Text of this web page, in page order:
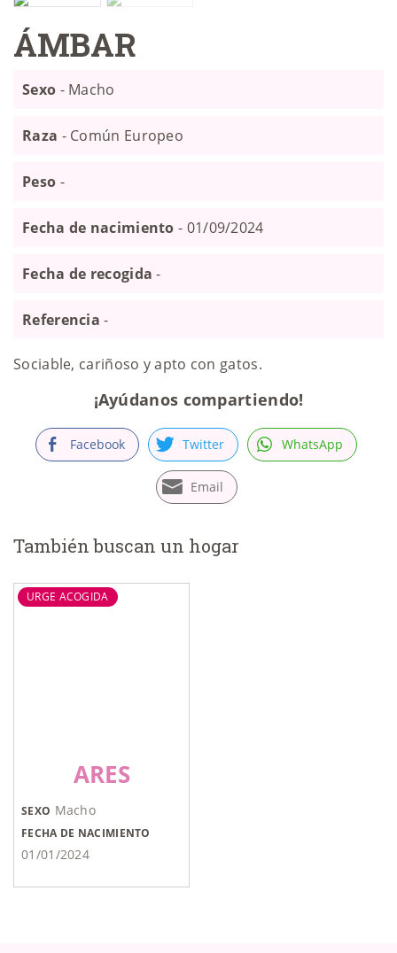
ÁMBAR
Sexo - Macho
Raza - Común Europeo
Peso -
Fecha de nacimiento - 01/09/2024
Fecha de recogida -
Referencia -
Sociable, cariñoso y apto con gatos.
¡Ayúdanos compartiendo!
Facebook Twitter WhatsApp
Email
También buscan un hogar
URGE ACOGIDA
ARES
SEXO Macho
FECHA DE NACIMIENTO
01/01/2024